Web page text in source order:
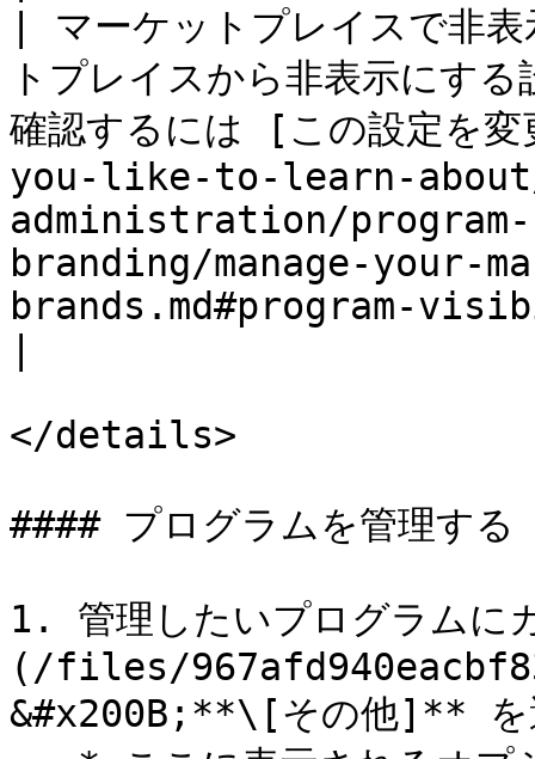
| マーケットプレイスで非
トプレイスから非表示にす
確認するには [この設定
you-like-to-learn-
administration/
branding/manage-
brands.md#program-
</details>
#### プログラムを管理する
1. 管理したいプログラム
(/files/
&#x200B;**\[その他]​​** を